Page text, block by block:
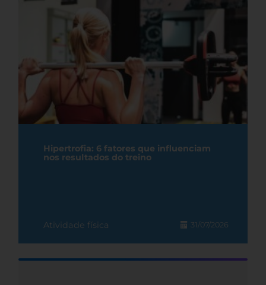
Hipertrofia: 6 fatores que influenciam
nos resultados do treino
Atividade física 31/07/2026